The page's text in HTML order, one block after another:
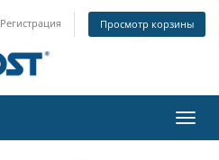
Регистрация Просмотр корзины